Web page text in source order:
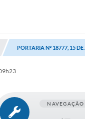
PORTARIA Nº 18777, 15
NAVEGAÇÃO